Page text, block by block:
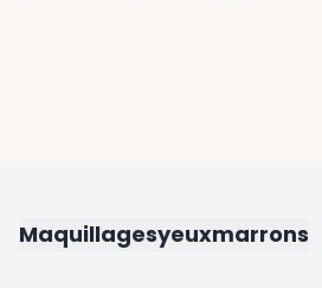
Maquillagesyeuxmarrons